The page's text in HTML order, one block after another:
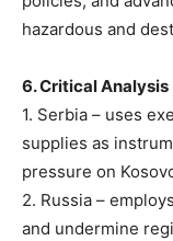
hazardous and
6. Critical Analysis
1. Serbia – uses
supplies as
pressure on
2. Russia –
and undermine